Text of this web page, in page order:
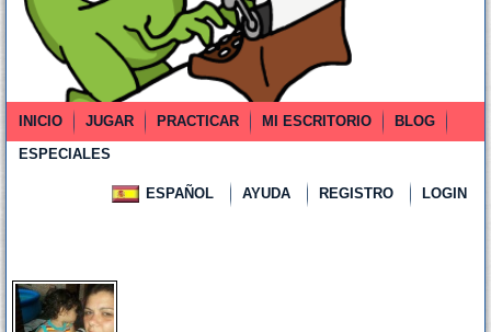
INICIO JUGAR PRACTICAR MI ESCRITORIO
BLOG
ESPECIALES
ESPAÑOL AYUDA REGISTRO LOGIN